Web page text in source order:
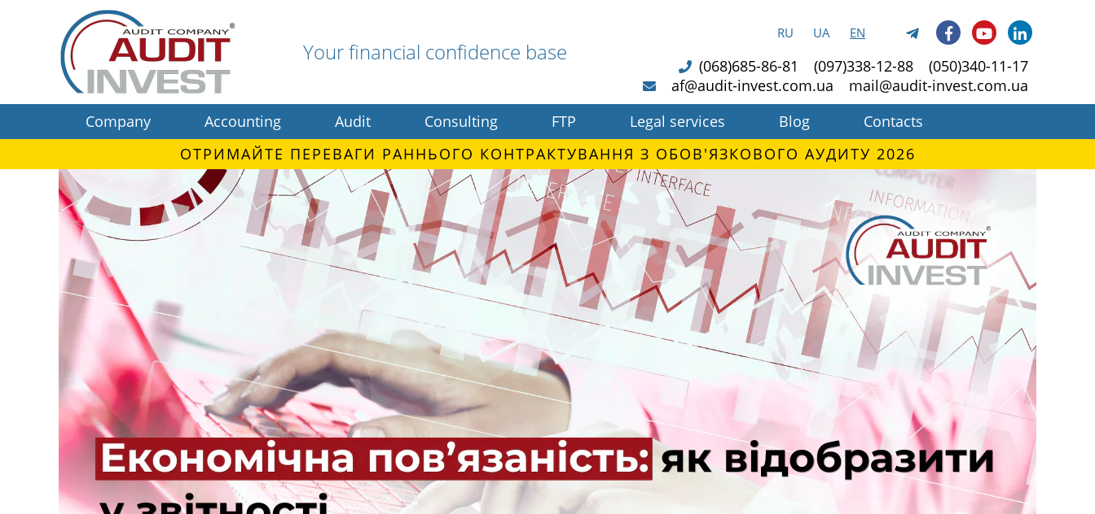
Your financial confidence base
RU UA EN
(068)685-86-81 (097)338-12-88
(050)340-11-17
af@audit-invest.com.ua
mail@audit-invest.com.ua
Company
Accounting Audit Consulting FTP Legal services Blog
Contacts
ОТРИМАЙТЕ ПЕРЕВАГИ РАННЬОГО КОНТРАКТУВАННЯ З ОБОВ'ЯЗКОВОГО АУДИТУ 2026